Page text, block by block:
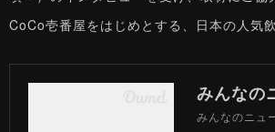
CoCo壱番屋をはじめとする、日本の人気
みんなの
みんなのニュ